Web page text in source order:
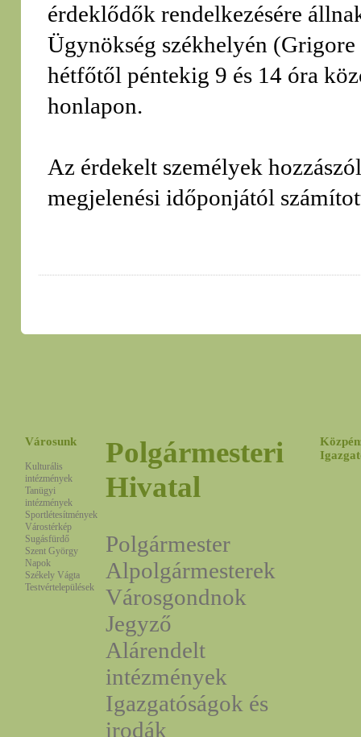
érdeklődők rendelkezésére
Ügynökség székhelyén
hétfőtől péntekig 9 és 14 óra
honlapon.
Az érdekelt személyek
megjelenési időponjától
Városunk
Kulturális
intézmények
Tanügyi
intézmények
Sportlétesítmények
Várostérkép
Sugásfürdő
Szent György
Napok
Székely Vágta
Testvértelepülések
Polgármesteri
Hivatal
Polgármester
Alpolgármesterek
Városgondnok
Jegyző
Alárendelt
intézmények
Igazgatóságok és
irodák